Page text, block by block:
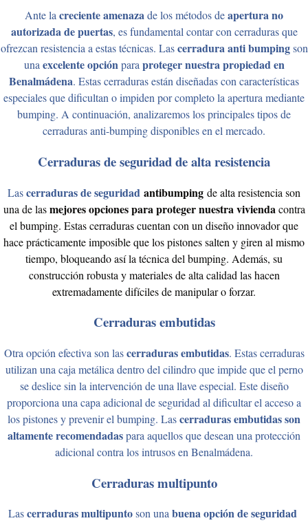
Ante la creciente amenazade los métodos deapertura no
autorizada de puertas, es fundamental contar con cerraduras que
ofrezcan resistencia a estas técnicas. Lascerradura anti bumpingson
una excelente opción para proteger nuestra propiedad en
Benalmádena. Estas cerraduras están diseñadas con características
especiales que dificultan o impiden por completo la apertura mediante
bumping. A continuación, analizaremos los principales tipos de
cerraduras anti-bumping disponibles en el mercado.
Cerraduras de seguridad de alta resistencia
Lascerraduras de seguridad antibumping de alta resistencia son
una de lasmejores opciones para proteger nuestra vivienda contra
el bumping. Estas cerraduras cuentan con un diseño innovador que
hace prácticamente imposible que los pistones salten y giren al mismo
tiempo, bloqueando así la técnica del bumping. Además, su
construcción robusta y materiales de alta calidad las hacen
extremadamente difíciles de manipular o forzar.
Cerraduras embutidas
Otra opción efectiva son lascerraduras embutidas. Estas cerraduras
utilizan una caja metálica dentro del cilindro que impide que el perno
se deslice sin la intervención de una llave especial. Este diseño
proporciona una capa adicional de seguridad al dificultar el acceso a
los pistones y prevenir el bumping. Lascerraduras embutidas son
altamente recomendadaspara aquellos que desean una protección
adicional contra los intrusos en Benalmádena.
Cerraduras multipunto
Lascerraduras multipuntoson unabuena opción de seguridad